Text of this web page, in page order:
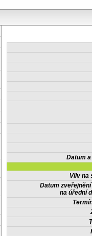
Datum
Vliv na
Datum
na úřední